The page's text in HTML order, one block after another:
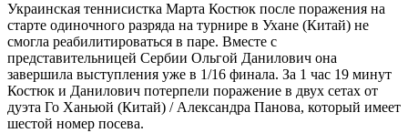
Украинская теннисистка Марта Костюк после поражения на
старте одиночного разряда на турнире в Ухане (Китай) не
смогла реабилитироваться в паре. Вместе с
представительницей Сербии Ольгой Данилович она
завершила выступления уже в 1/16 финала. За 1 час 19 минут
Костюк и Данилович потерпели поражение в двух сетах от
дуэта Го Ханьюй (Китай) / Александра Панова, который имеет
шестой номер посева.